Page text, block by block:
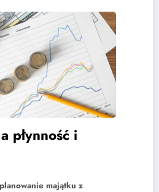
płynność i
planowanie majątku z